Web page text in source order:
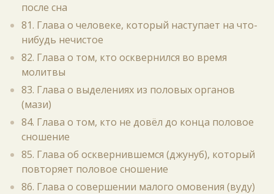
после сна
81. Глава о человеке, который наступает на что-
нибудь нечистое
82. Глава о том, кто осквернился во время
молитвы
83. Глава о выделениях из половых органов
(мази)
84. Глава о том, кто не довёл до конца половое
сношение
85. Глава об осквернившемся (джунуб), который
повторяет половое сношение
86. Глава о совершении малого омовения (вуду)